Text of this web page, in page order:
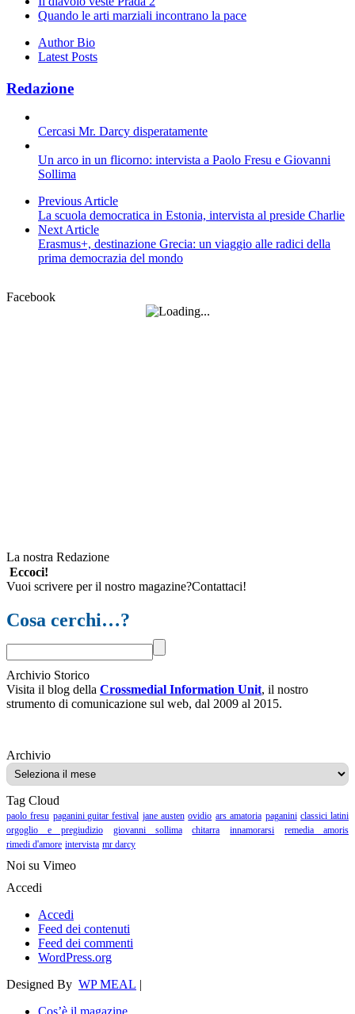
Quando le arti marziali incontrano la pace
Author Bio
Latest Posts
Redazione
Cercasi Mr. Darcy disperatamente
Un arco in un flicorno: intervista a Paolo Fresu e Giovanni
Sollima
Previous Article
La scuola democratica in Estonia, intervista al preside Charlie
Next Article
Erasmus+, destinazione Grecia: un viaggio alle radici della
prima democrazia del mondo
Facebook
La nostra Redazione
Eccoci!
Vuoi scrivere per il nostro magazine?Contattaci!
Cosa cerchi…?
Archivio Storico
Visita il blog della Crossmedial Information Unit, il nostro
strumento di comunicazione sul web, dal 2009 al 2015.
ArchivioArchivio
Tag Cloud
paolo fresu paganini guitar festival jane austen ovidio ars amatoria paganini classici latini
orgoglio e pregiudizio
giovanni sollima chitarra innamorarsi
remedia amoris
rimedi d'amore intervista mr darcy
Noi su Vimeo
Accedi
Accedi
Feed dei contenuti
Feed dei commenti
WordPress.org
Designed By WP MEAL |
Cos’è il magazine